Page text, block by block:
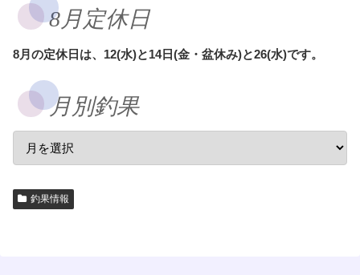
8月定休日
8月の定休日は、12(水)と14日(金・盆休み)と26(水)です。
月別釣果
釣果情報